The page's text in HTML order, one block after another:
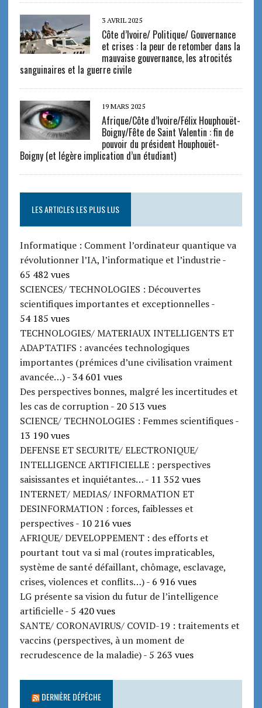
3 AVRIL 2025
Côte d’Ivoire/ Politique/ Gouvernance
et crises : la peur de retomber dans la
mauvaise gouvernance, les atrocités
sanguinaires et la guerre civile
19 MARS 2025
Afrique/Côte d’Ivoire/Félix Houphouët-
Boigny/Fête de Saint Valentin : fin de
pouvoir du président Houphouët-
Boigny (et légère implication d’un étudiant)
LES ARTICLES LES PLUS LUS
Informatique : Comment l’ordinateur quantique va
révolutionner l’IA, l’informatique et l’industrie-
65 482 vues
SCIENCES/ TECHNOLOGIES : Découvertes
scientifiques importantes et exceptionnelles-
54 185 vues
TECHNOLOGIES/ MATERIAUX INTELLIGENTS ET
ADAPTATIFS : avancées technologiques
importantes (prémices d’une civilisation vraiment
avancée…)- 34 601 vues
Des perspectives bonnes, malgré les incertitudes et
les cas de corruption- 20 513 vues
SCIENCE/ TECHNOLOGIES : Femmes scientifiques-
13 190 vues
DEFENSE ET SECURITE/ ELECTRONIQUE/
INTELLIGENCE ARTIFICIELLE : perspectives
saisissantes et inquiétantes…- 11 352 vues
INTERNET/ MEDIAS/ INFORMATION ET
DESINFORMATION : forces, faiblesses et
perspectives- 10 216 vues
AFRIQUE/ DEVELOPPEMENT : des efforts et
pourtant tout va si mal (routes impraticables,
système de santé défaillant, chômage, esclavage,
crises, violences et conflits…)- 6 916 vues
LG présente sa vision du futur de l’intelligence
artificielle- 5 420 vues
SANTE/ CORONAVIRUS/ COVID-19 : traitements et
vaccins (perspectives, à un moment de
recrudescence de la maladie)- 5 263 vues
DERNIÈRE DÉPÊCHE